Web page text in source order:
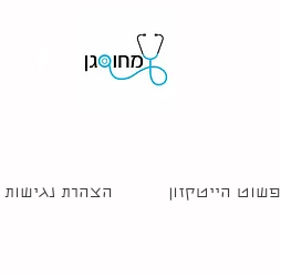
הצהרת נגישות פשוט הייטקזון